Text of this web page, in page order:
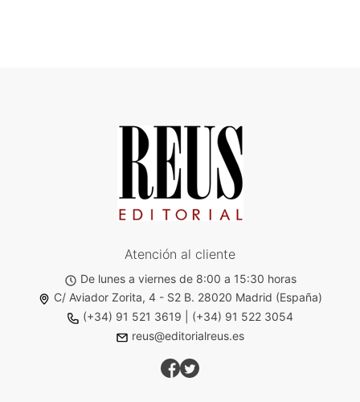
Atención al cliente
De lunes a viernes de 8:00 a 15:30 horas
C/ Aviador Zorita, 4 - S2 B. 28020 Madrid (España)
(+34) 91 521 3619
(+34) 91 522 3054
reus@editorialreus.es